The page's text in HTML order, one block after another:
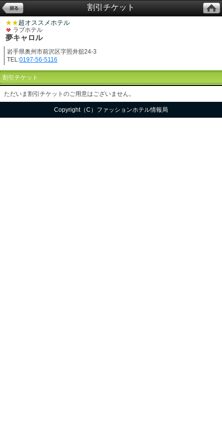
割引チケット
★★超オススメホテル
ラブホテル
夢キャロル
岩手県奥州市前沢区字照井舘24-3
TEL:0197-56-5116
割引チケット
ただいま割引チケットのご用意はございません。
Copyright（C）ファッションホテル情報局